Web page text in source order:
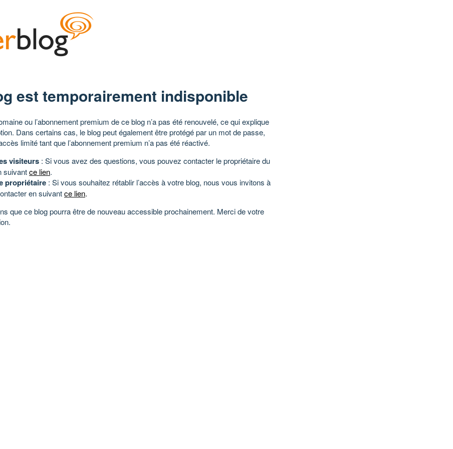
est temporairement indisponible
ou l’abonnement premium de ce blog n’a pas été renouvelé, ce qui explique
Dans certains cas, le blog peut également être protégé par un mot de passe,
limité tant que l’abonnement premium n’a pas été réactivé.
visiteurs : Si vous avez des questions, vous pouvez contacter le propriétaire du
suivantce lien.
propriétaire : Si vous souhaitez rétablir l’accès à votre blog, nous vous invitons à
en suivantce lien.
que ce blog pourra être de nouveau accessible prochainement. Merci de votre